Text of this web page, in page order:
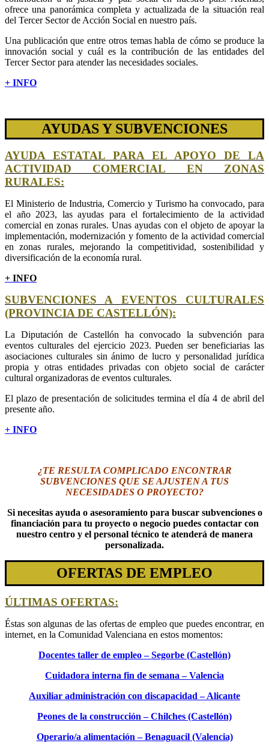
ofrece una panorámica completa y actualizada de la situación real
del Tercer Sector de Acción Social en nuestro país.
Una publicación que entre otros temas habla de cómo se produce la
innovación social y cuál es la contribución de las entidades del
Tercer Sector para atender las necesidades sociales.
+ INFO
AYUDAS Y SUBVENCIONES
AYUDA ESTATAL PARA EL APOYO DE LA
ACTIVIDAD COMERCIAL EN ZONAS
RURALES:
El Ministerio de Industria, Comercio y Turismo ha convocado, para
el año 2023, las ayudas para el fortalecimiento de la actividad
comercial en zonas rurales. Unas ayudas con el objeto de apoyar la
implementación, modernización y fomento de la actividad comercial
en zonas rurales, mejorando la competitividad, sostenibilidad y
diversificación de la economía rural.
+ INFO
SUBVENCIONES A EVENTOS CULTURALES
(PROVINCIA DE CASTELLÓN):
La Diputación de Castellón ha convocado la subvención para
eventos culturales del ejercicio 2023. Pueden ser beneficiarias las
asociaciones culturales sin ánimo de lucro y personalidad jurídica
propia y otras entidades privadas con objeto social de carácter
cultural organizadoras de eventos culturales.
El plazo de presentación de solicitudes termina el día 4 de abril del
presente año.
+ INFO
¿TE RESULTA COMPLICADO ENCONTRAR
SUBVENCIONES QUE SE AJUSTEN A TUS
NECESIDADES O PROYECTO?
Si necesitas ayuda o asesoramiento para buscar subvenciones o
financiación para tu proyecto o negocio puedes contactar con
nuestro centro y el personal técnico te atenderá de manera
personalizada.
OFERTAS DE EMPLEO
ÚLTIMAS OFERTAS:
Éstas son algunas de las ofertas de empleo que puedes encontrar, en
internet, en la Comunidad Valenciana en estos momentos:
Docentes taller de empleo – Segorbe (Castellón)
Cuidadora interna fin de semana – Valencia
Auxiliar administración con discapacidad – Alicante
Peones de la construcción – Chilches (Castellón)
Operario/a alimentación – Benaguacil (Valencia)